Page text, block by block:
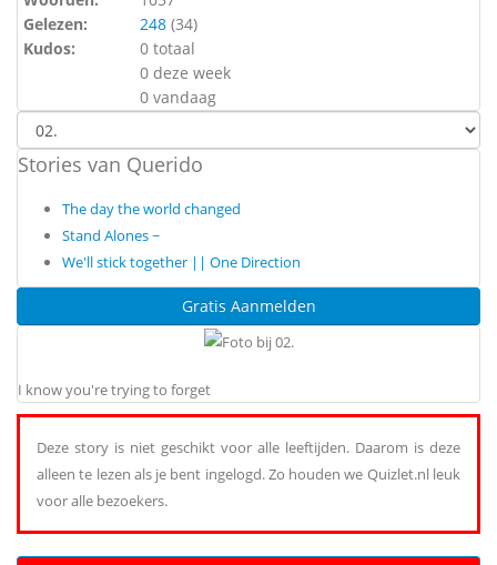
Gelezen:
248 (34)
Kudos:
0 totaal
0 deze week
0 vandaag
Stories van Querido
The day the world changed
Stand Alones ~
We'll stick together || One Direction
Gratis Aanmelden
I know you're trying to forget
Deze story is niet geschikt voor alle leeftijden. Daarom is deze
alleen te lezen als je bent ingelogd. Zo houden we Quizlet.nl leuk
voor alle bezoekers.